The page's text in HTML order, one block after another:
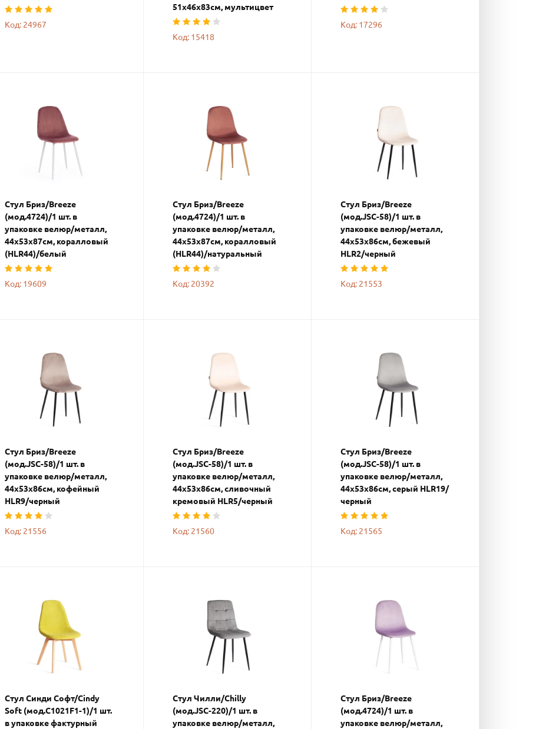
Код: 24967
51х46х83см, мультицвет
Код: 15418
Код: 17296
Стул Бриз/Breeze
(мод.4724)/1 шт. в
упаковке велюр/металл,
44х53х87см, коралловый
(HLR44)/белый
Код: 19609
Стул Бриз/Breeze
(мод.4724)/1 шт. в
упаковке велюр/металл,
44х53х87см, коралловый
(HLR44)/натуральный
Код: 20392
Стул Бриз/Breeze
(мод.JSC-58)/1 шт. в
упаковке велюр/металл,
44х53х86см, бежевый
HLR2/черный
Код: 21553
Стул Бриз/Breeze
(мод.JSC-58)/1 шт. в
упаковке велюр/металл,
44х53х86см, кофейный
HLR9/черный
Код: 21556
Стул Бриз/Breeze
(мод.JSC-58)/1 шт. в
упаковке велюр/металл,
44х53х86см, сливочный
кремовый HLR5/черный
Код: 21560
Стул Бриз/Breeze
(мод.JSC-58)/1 шт. в
упаковке велюр/металл,
44х53х86см, серый HLR19/
черный
Код: 21565
Стул Синди Софт/Cindy
Soft (мод.C1021F1-1)/1 шт.
в упаковке фактурный
Стул Чилли/Chilly
(мод.JSC-220)/1 шт. в
упаковке велюр/металл,
Стул Бриз/Breeze
(мод.4724)/1 шт. в
упаковке велюр/металл,